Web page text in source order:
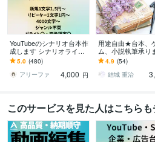
YouTubeのシナリオ台本作
成します シナリオライタ
ーがゆっくり・2chなど幅
広く対応します
5.0 (480)
アリーファ
4,000 円
用途自由★台本、
ム、小説執筆承り
筆歴9年、実務経験
シナリオライター
致します。
4.9 (54)
結城 重治
このサービスを見た人はこちら